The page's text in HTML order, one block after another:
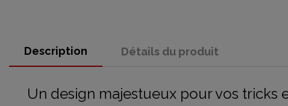
Description Détails du produit
Un design majestueux pour vos tricks